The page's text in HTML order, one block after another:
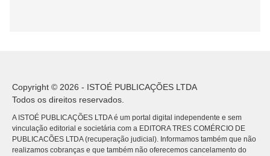
Copyright © 2026 - ISTOÉ PUBLICAÇÕES LTDA
Todos os direitos reservados.
A ISTOÉ PUBLICAÇÕES LTDA é um portal digital independente e sem
vinculação editorial e societária com a EDITORA TRES COMÉRCIO DE
PUBLICACÕES LTDA (recuperação judicial). Informamos também que não
realizamos cobranças e que também não oferecemos cancelamento do